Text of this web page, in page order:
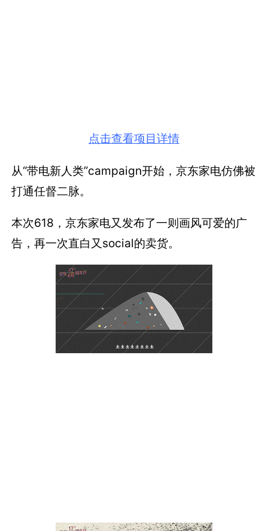
点击查看项目详情
从“带电新人类”campaign开始，京东家电仿佛被
打通任督二脉。
本次618，京东家电又发布了一则画风可爱的广
告，再一次直白又social的卖货。